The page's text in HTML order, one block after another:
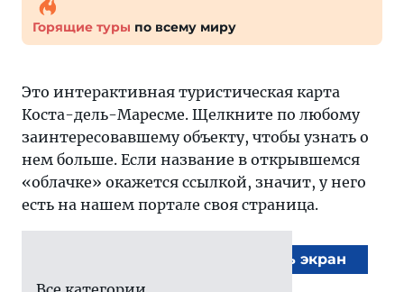
Горящие туры по всему миру
Это интерактивная туристическая карта
Коста-дель-Маресме. Щелкните по любому
заинтересовавшему объекту, чтобы узнать о
нем больше. Если название в открывшемся
«облачке» окажется ссылкой, значит, у него
есть на нашем портале своя страница.
На весь экран